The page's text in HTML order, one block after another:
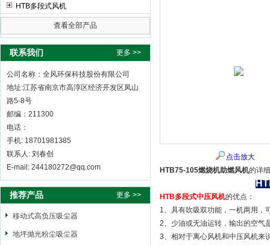
HTB多段式风机
查看全部产品
联系我们 更多 >>
公司名称：全风环保科技股份有限公司
地址:江苏省南京市高淳区经济开发区凤山
路5-8号
邮编：211300
电话：
手机: 18701981385
联系人: 刘春创
E-mail: 244180272@qq.com
推荐产品 更多 >>
移动式高负压吸尘器
地坪抛光粉尘吸尘器
点击放大
HTB75-105燃烧机助燃风机的详
HTB多段式中压风机的优点
1、具有吹吸双功能，一机两用
2、少油或无油运转，输出的
3、相对于离心风机和中压风机